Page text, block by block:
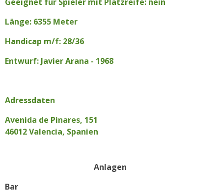
Länge: 6355 Meter
Handicap m/f: 28/36
Entwurf: Javier Arana - 1968
Adressdaten
Avenida de Pinares, 151
46012 Valencia, Spanien
Anlagen
Bar